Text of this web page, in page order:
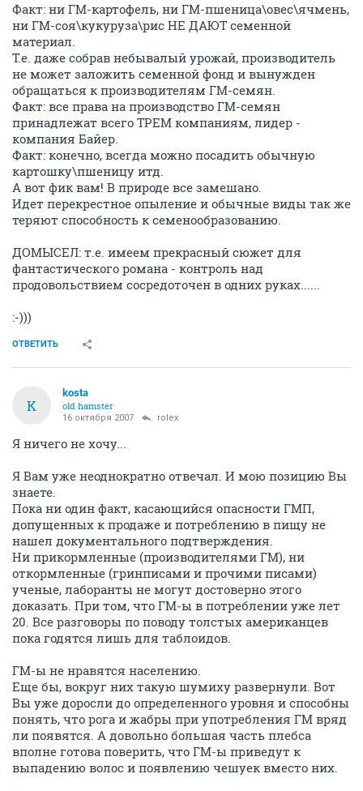
Факт: ни ГМ-картофель, ни ГМ-пшеница\овес\ячмень,
ни ГМ-соя\кукуруза\рис НЕ ДАЮТ семенной
материал.
Т.е. даже собрав небывалый урожай, производитель
не может заложить семенной фонд и вынужден
обращаться к производителям ГМ-семян.
Факт: все права на производство ГМ-семян
принадлежат всего ТРЕМ компаниям, лидер -
компания Байер.
Факт: конечно, всегда можно посадить обычную
картошку\пшеницу итд.
А вот фик вам! В природе все замешано.
Идет перекрестное опыление и обычные виды так же
теряют способность к семенообразованию.
ДОМЫСЕЛ: т.е. имеем прекрасный сюжет для
фантастического романа - контроль над
продовольствием сосредоточен в одних руках......
:-)))
ОТВЕТИТЬ
K
kosta
old hamster
16 октября 2007 rolex
Я ничего не хочу...
Я Вам уже неоднократно отвечал. И мою позицию Вы
знаете.
Пока ни один факт, касающийся опасности ГМП,
допущенных к продаже и потреблению в пищу не
нашел документального подтверждения.
Ни прикормленные (производителями ГМ), ни
откормленные (гринписами и прочими писами)
ученые, лаборанты не могут достоверно этого
доказать. При том, что ГМ-ы в потреблении уже лет
20. Все разговоры по поводу толстых американцев
пока годятся лишь для таблоидов.
ГМ-ы не нравятся населению.
Еще бы, вокруг них такую шумиху развернули. Вот
Вы уже доросли до определенного уровня и способны
понять, что рога и жабры при употребления ГМ вряд
ли появятся. А довольно большая часть плебса
вполне готова поверить, что ГМ-ы приведут к
выпадению волос и появлению чешуек вместо них.